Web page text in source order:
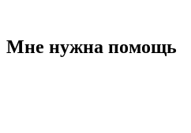
Мне нужна помощь